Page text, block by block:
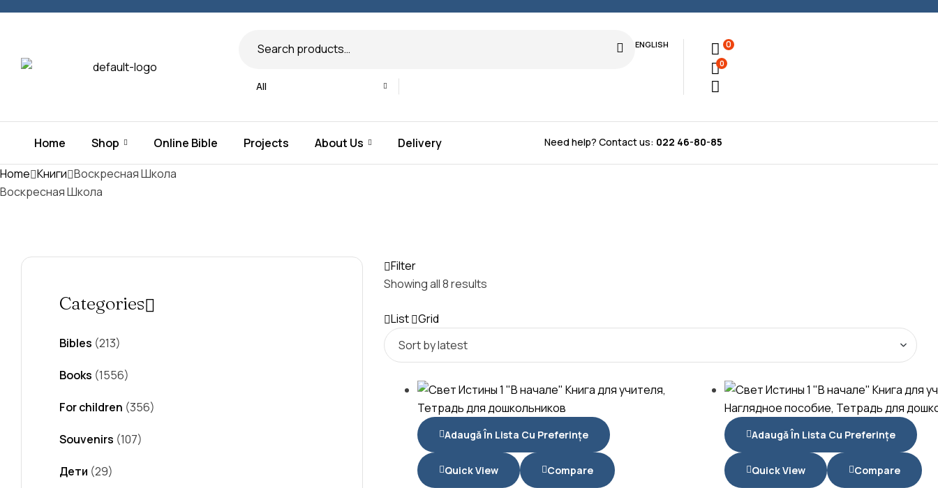
All
ENGLISH
0
0
Home Shop Online Bible Projects About Us Delivery Need help? Contact us: 022 46-80-85
Home Книги Воскресная Школа
Воскресная Школа
Filter
Showing all 8 results
List Grid
Adaugă În Lista Cu Preferințe
Quick View Compare
Adaugă În Lista Cu Preferințe
Quick View Compare
Categories
Bibles (213)
Books (1556)
For children (356)
Souvenirs (107)
Дети (29)